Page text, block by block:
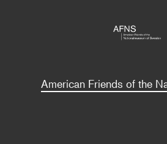
American Friends of the